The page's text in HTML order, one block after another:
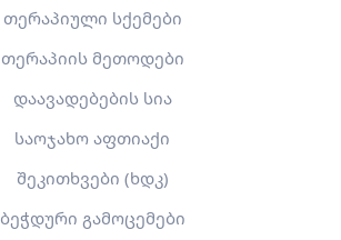
თერაპიული სქემები
თერაპიის მეთოდები
დაავადებების სია
საოჯახო აფთიაქი
შეკითხვები (ხდკ)
ბეჭდური გამოცემები